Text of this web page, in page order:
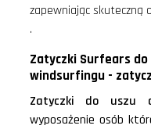
zapewniając skuteczną
.
Zatyczki Surfears
windsurfingu -
Zatyczki do uszu
wyposażenie osób